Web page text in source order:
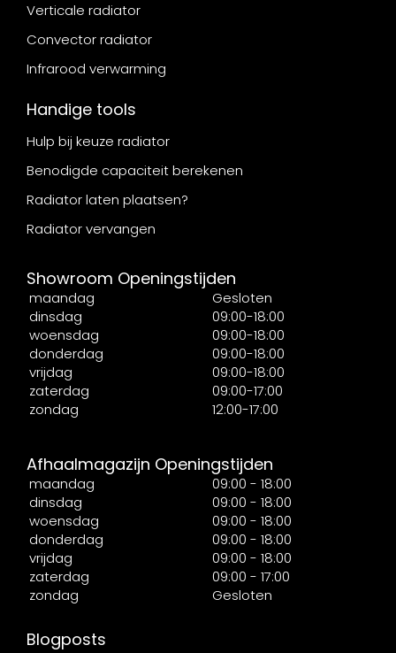
Verticale radiator
Convector radiator
Infrarood verwarming
Handige tools
Hulp bij keuze radiator
Benodigde capaciteit berekenen
Radiator laten plaatsen?
Radiator vervangen
Showroom Openingstijden
maandag
Gesloten
dinsdag
09:00-18:00
woensdag
09:00-18:00
donderdag
09:00-18:00
vrijdag
09:00-18:00
zaterdag
09:00-17:00
zondag
12:00-17:00
Afhaalmagazijn Openingstijden
maandag
09:00 - 18:00
dinsdag
09:00 - 18:00
woensdag
09:00 - 18:00
donderdag
09:00 - 18:00
vrijdag
09:00 - 18:00
zaterdag
09:00 - 17:00
zondag
Gesloten
Blogposts